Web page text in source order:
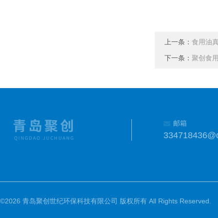
上一条： 食用油
下一条： 聚创食
邮箱
©2026 青岛聚创世纪环保科技有限公司 版权所有 All Rights Reserved.